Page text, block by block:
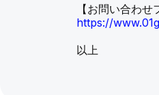
【お問い合わせ
https://
以上